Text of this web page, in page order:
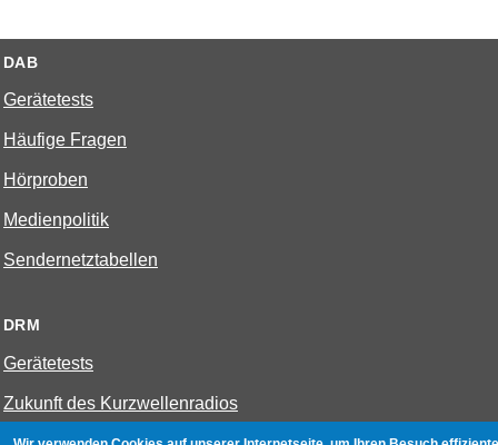
DAB
Gerätetests
Häufige Fragen
Hörproben
Medienpolitik
Sendernetztabellen
DRM
Gerätetests
Zukunft des Kurzwellenradios